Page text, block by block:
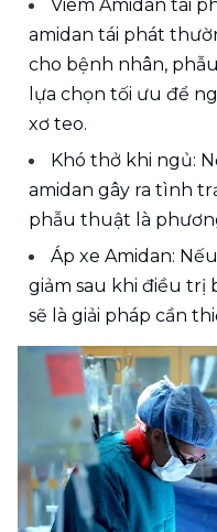
Viêm Amidan tái
amidan tái phát
cho bệnh nhân,
lựa chọn tối ưu để
xơ teo.
Khó thở khi ngủ:
amidan gây ra tình
phẫu thuật là
Áp xe Amidan:
giảm sau khi điều trị
sẽ là giải pháp cần